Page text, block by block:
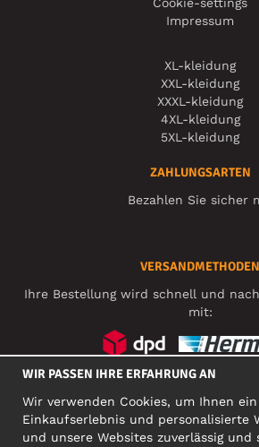
Cookie-settings
Impressum
XL-kleidung
XXL-kleidung
XXXL-kleidung
4XL-kleidung
5XL-kleidung
ZAHLUNGSARTEN
Bezahlen Sie sicher
VERSANDMETHODEN
Ihre Bestellung wird schnell und
mit:
WIR PASSEN IHRE ERFAHRUNG AN
Wir verwenden Cookies, um Ihnen
Einkaufserlebnis und personalisierte
und unsere Websites zuverlässig und